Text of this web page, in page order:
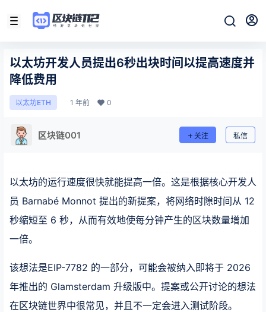
以太坊开发人员提出6秒出块时间以提高速度并
降低费用
以太坊ETH 1 年前 0
区块链001 关注 私信
以太坊的运行速度很快就能提高一倍。这是根据核心开发人
员 Barnabé Monnot 提出的新提案，将网络时隙时间从 12
秒缩短至 6 秒，从而有效地使每分钟产生的区块数量增加
一倍。
该想法是EIP-7782 的一部分，可能会被纳入即将于 2026
年推出的 Glamsterdam 升级版中。提案或公开讨论的想法
在区块链世界中很常见，并且不一定会进入测试阶段。